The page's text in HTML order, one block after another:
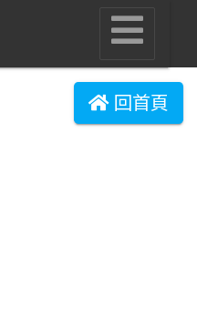
回首頁